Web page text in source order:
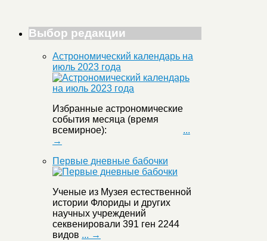
Выбор редакции
Астрономический календарь на
июль 2023 года
Избранные астрономические
события месяца (время
всемирное): ...
→
Первые дневные бабочки
Ученые из Музея естественной
истории Флориды и других
научных учреждений
секвенировали 391 ген 2244
видов ... →